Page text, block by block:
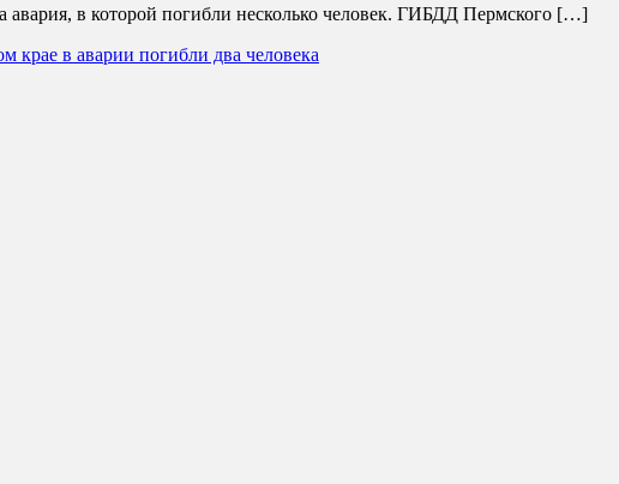
авария, в которой погибли несколько человек. ГИБДД Пермского […]
крае в аварии погибли два человека